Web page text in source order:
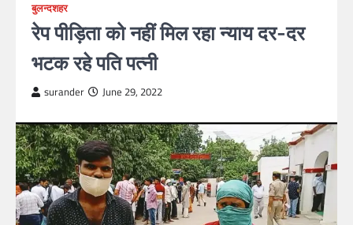
बुलन्दशहर
रेप पीड़िता को नहीं मिल रहा न्याय दर-दर
भटक रहे पति पत्नी
surander June 29, 2022